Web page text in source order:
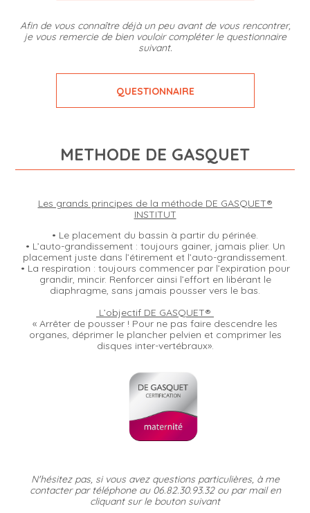
Afin de vous connaître déjà un peu avant de vous rencontrer,
je vous remercie de bien vouloir compléter le questionnaire
suivant.
QUESTIONNAIRE
METHODE DE GASQUET
Les grands principes de la méthode DE GASQUET®
INSTITUT
• Le placement du bassin à partir du périnée.
• L’auto-grandissement : toujours gainer, jamais plier. Un
placement juste dans l’étirement et l’auto-grandissement.
• La respiration : toujours commencer par l’expiration pour
grandir, mincir. Renforcer ainsi l’effort en libérant le
diaphragme, sans jamais pousser vers le bas.
L’objectif DE GASQUET®
« Arrêter de pousser ! Pour ne pas faire descendre les
organes, déprimer le plancher pelvien et comprimer les
disques inter-vertébraux».
N'hésitez pas, si vous avez questions particulières, à me
contacter par téléphone au 06.82.30.93.32 ou par mail en
cliquant sur le bouton suivant